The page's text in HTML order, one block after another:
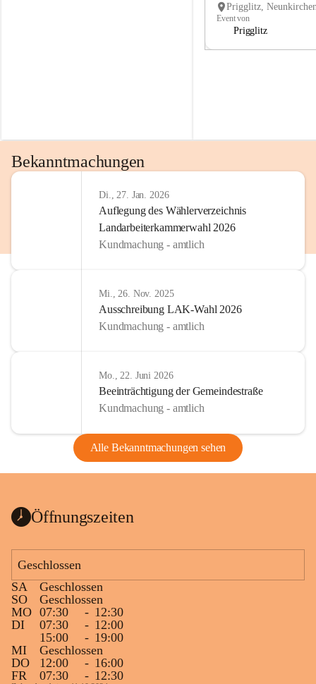
Event von
Prigglitz
Bekanntmachungen
Di., 27. Jan. 2026
Auflegung des Wählerverzeichnis
Landarbeiterkammerwahl 2026
Kundmachung - amtlich
Mi., 26. Nov. 2025
Ausschreibung LAK-Wahl 2026
Kundmachung - amtlich
Mo., 22. Juni 2026
Beeinträchtigung der Gemeindestraße
Kundmachung - amtlich
Alle Bekanntmachungen sehen
Öffnungszeiten
Geschlossen
SA
Geschlossen
SO
Geschlossen
MO 07:30 - 12:30
DI
07:30 - 12:00
15:00
- 19:00
MI
Geschlossen
DO
12:00 - 16:00
FR
07:30 - 12:30